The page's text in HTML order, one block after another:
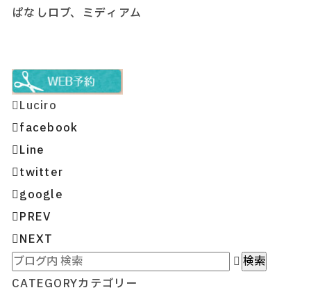
Luciro
facebook
Line
twitter
google
PREV
NEXT
CATEGORYカテゴリー